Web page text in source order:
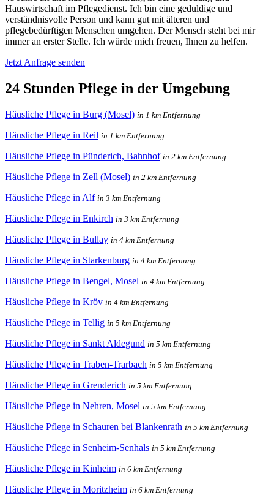
Hauswirtschaft im Pflegedienst. Ich bin eine geduldige und
verständnisvolle Person und kann gut mit älteren und
pflegebedürftigen Menschen umgehen. Der Mensch steht bei mir
immer an erster Stelle. Ich würde mich freuen, Ihnen zu helfen.
Jetzt Anfrage senden
24 Stunden Pflege in der Umgebung
Häusliche Pflege in Burg (Mosel) in 1 km Entfernung
Häusliche Pflege in Reil in 1 km Entfernung
Häusliche Pflege in Pünderich, Bahnhof in 2 km Entfernung
Häusliche Pflege in Zell (Mosel) in 2 km Entfernung
Häusliche Pflege in Alf in 3 km Entfernung
Häusliche Pflege in Enkirch in 3 km Entfernung
Häusliche Pflege in Bullay in 4 km Entfernung
Häusliche Pflege in Starkenburg in 4 km Entfernung
Häusliche Pflege in Bengel, Mosel in 4 km Entfernung
Häusliche Pflege in Kröv in 4 km Entfernung
Häusliche Pflege in Tellig in 5 km Entfernung
Häusliche Pflege in Sankt Aldegund in 5 km Entfernung
Häusliche Pflege in Traben-Trarbach in 5 km Entfernung
Häusliche Pflege in Grenderich in 5 km Entfernung
Häusliche Pflege in Nehren, Mosel in 5 km Entfernung
Häusliche Pflege in Schauren bei Blankenrath in 5 km Entfernung
Häusliche Pflege in Senheim-Senhals in 5 km Entfernung
Häusliche Pflege in Kinheim in 6 km Entfernung
Häusliche Pflege in Moritzheim in 6 km Entfernung